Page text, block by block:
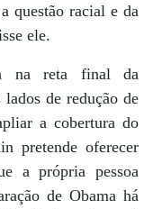
questão racial e da
ele.
na reta final da
lados de redução de
a cobertura do
pretende oferecer
a própria pessoa
de Obama há